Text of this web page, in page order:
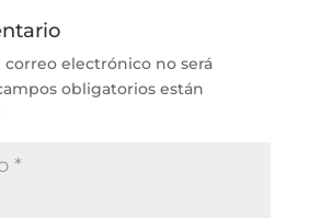
electrónico no será
obligatorios están